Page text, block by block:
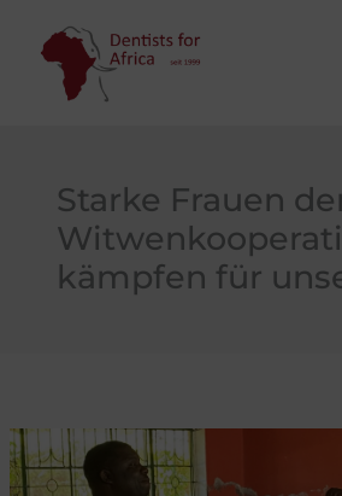
Inhalt
springen
Starke Frauen
kämpfen für